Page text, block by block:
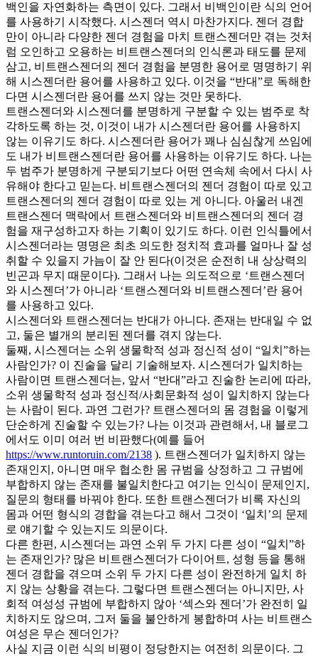
백인을 자연화하는 측면이 있다. 그래서 비백인이란 식의 언어
를 사용하기 시작했다. 시스젠더 역시 마찬가지다. 젠더 경합
만이 아니라 다양한 젠더 경험을 마치 트랜스젠더만 겪는 것처
럼 오인하고 오용하는 비트랜스젠더의 인식론과 태도를 문제
삼고, 비트랜스젠더의 젠더 경험을 분명한 용어로 명명하기 위
해 시스젠더란 용어를 사용하고 있다. 이것을 “반대”로 독해한
다면 시스젠더란 용어를 쓰지 않는 것만 못하다.
트랜스젠더와 시스젠더를 분명하게 구분할 수 있는 범주로 착
각하도록 하는 것, 이것이 내가 시스젠더란 용어를 사용하지
않는 이유기도 하다. 시스젠더란 용어가 꽤나 심심찮게 쓰임에
도 내가 비트랜스젠더란 용어를 사용하는 이유기도 하다. 나는
두 범주가 분명하게 구분되기보다 어떤 연속체 속에서 다시 사
유해야 한다고 믿는다. 비트랜스젠더의 젠더 경험이 따로 있고
트랜스젠더의 젠더 경험이 따로 있는 게 아니다. 아울러 내겐
트랜스젠더 맥락에서 트랜스젠더와 비트랜스젠더의 젠더 경
험을 재구성하고자 하는 기획이 있기도 하다. 이런 인식틀에서
시스젠더라는 명명은 최초 의도한 정치적 효과를 얼마나 잘 성
취할 수 있을지 가늠이 잘 안 된다(이것은 순전히 내 상상력의
빈곤과 무지 때문이다). 그래서 나는 의도적으로 ‘트랜스젠더
와 시스젠더’가 아니라 ‘트랜스젠더와 비트랜스젠더’란 용어
를 사용하고 있다.
시스젠더와 트랜스젠더는 반대가 아니다. 존재는 반대일 수 없
고, 둘은 별개의 분리된 젠더를 겪지 않는다.
둘째, 시스젠더는 소위 생물학적 성과 정신적 성이 “일치”하는
사람인가? 이 진술을 달리 기술해보자. 시스젠더가 일치하는
사람이면 트랜스젠더는, 앞서 “반대”라고 진술한 논리에 따라,
소위 생물학적 성과 정신적/사회문화적 성이 일치하지 않는다
는 사람이 된다. 과연 그런가? 트랜스젠더의 몸 경험을 이렇게
단순하게 진술할 수 있는가? 나는 이것과 관련해서, 내 블로그
에서도 이미 여러 번 비판했다(예를 들어
https://www.runtoruin.com/2138 ). 트랜스젠더가 일치하지 않는
존재인지, 아니면 매우 협소한 몸 규범을 상정하고 그 규범에
부합하지 않는 존재를 불일치한다고 여기는 인식이 문제인지,
질문의 형태를 바꿔야 한다. 또한 트랜스젠더가 비록 자신의
몸과 어떤 형식의 경합을 겪는다고 해서 그것이 ‘일치’의 문제
로 얘기할 수 있는지도 의문이다.
다른 한편, 시스젠더는 과연 소위 두 가지 다른 성이 “일치”하
는 존재인가? 많은 비트랜스젠더가 다이어트, 성형 등을 통해
젠더 경합을 겪으며 소위 두 가지 다른 성이 완전하게 일치 하
지 않는 상황을 겪는다. 그렇다면 트랜스젠더는 아니지만, 사
회적 여성성 규범에 부합하지 않아 ‘섹스와 젠더’가 완전히 일
치하지도 않으며, 그저 둘을 불안하게 봉합하며 사는 비트랜스
여성은 무슨 젠더인가?
사실 지금 이런 식의 비평이 정당한지는 여전히 의문이다. 그